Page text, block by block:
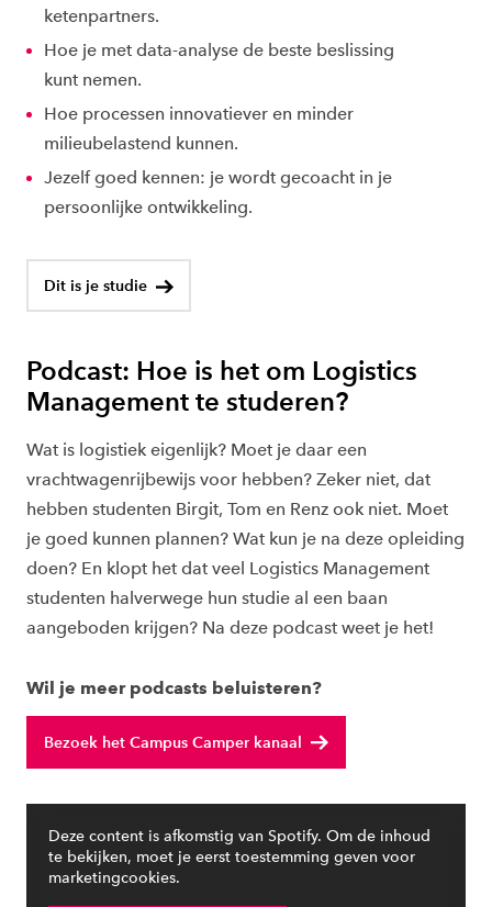
ketenpartners.
Hoe je met data-analyse de beste beslissing
kunt nemen.
Hoe processen innovatiever en minder
milieubelastend kunnen.
Jezelf goed kennen: je wordt gecoacht in je
persoonlijke ontwikkeling.
Dit is je studie
Podcast: Hoe is het om Logistics
Management te studeren?
Wat is logistiek eigenlijk? Moet je daar een
vrachtwagenrijbewijs voor hebben? Zeker niet, dat
hebben studenten Birgit, Tom en Renz ook niet. Moet
je goed kunnen plannen? Wat kun je na deze opleiding
doen? En klopt het dat veel Logistics Management
studenten halverwege hun studie al een baan
aangeboden krijgen? Na deze podcast weet je het!
Wil je meer podcasts beluisteren?
Bezoek het Campus Camper kanaal
Deze content is afkomstig van Spotify. Om de inhoud
te bekijken, moet je eerst toestemming geven voor
marketingcookies.